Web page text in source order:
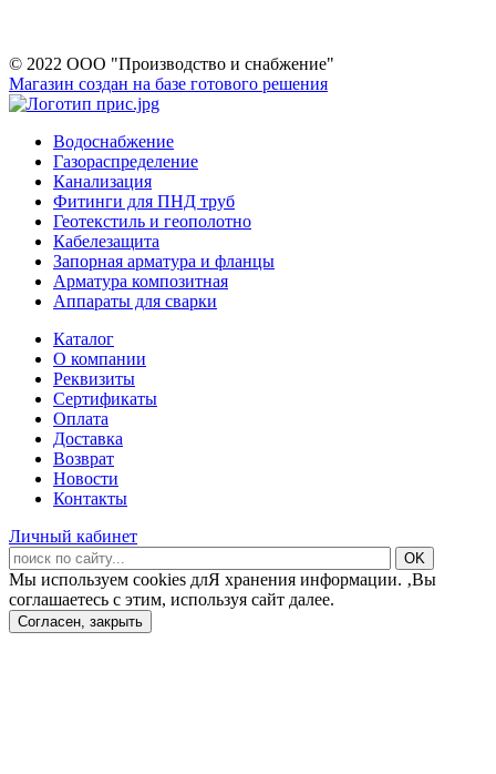
© 2022 ООО "Производство и снабжение"
Магазин создан на базе готового решения
Водоснабжение
Газораспределение
Канализация
Фитинги для ПНД труб
Геотекстиль и геополотно
Кабелезащита
Запорная арматура и фланцы
Арматура композитная
Аппараты для сварки
Каталог
О компании
Реквизиты
Сертификаты
Оплата
Доставка
Возврат
Новости
Контакты
Личный кабинет
Мы используем cookies длЯ хранения информации. ‚Вы
соглашаетесь с этим, используя сайт далее.
Согласен, закрыть